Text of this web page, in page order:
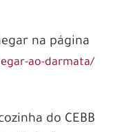
na página
ao-darmata/
do CEBB